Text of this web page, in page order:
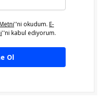
''ni okudum. E-
''ni kabul ediyorum.
Ol